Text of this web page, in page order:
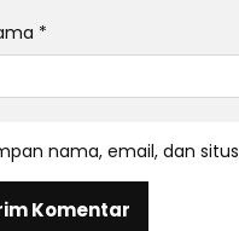
*
nama, email, dan